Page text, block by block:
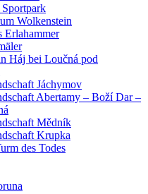
Wolkenstein
Erlahammer
Háj bei Loučná pod
Jáchymov
Abertamy – Boží Dar –
Mědník
Krupka
des Todes